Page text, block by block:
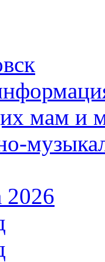
мам и
2026